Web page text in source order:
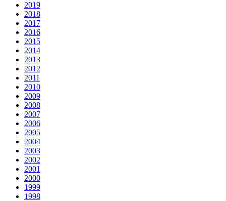
2019
2018
2017
2016
2015
2014
2013
2012
2011
2010
2009
2008
2007
2006
2005
2004
2003
2002
2001
2000
1999
1998